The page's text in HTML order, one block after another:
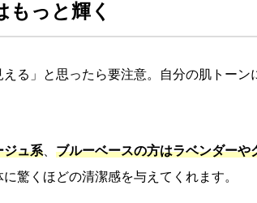
もっと輝く
る」と思ったら要注意。自分の肌トーン
ジュ系 、ブルーベースの方はラベンダーや
驚くほどの清潔感を与えてくれます。